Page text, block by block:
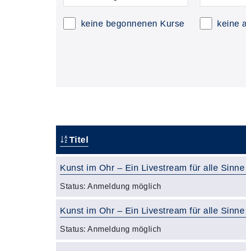
keine begonnenen Kurse keine
Titel
Kunst im Ohr – Ein Livestream für alle
Status: Anmeldung möglich
Kunst im Ohr – Ein Livestream für alle
Status: Anmeldung möglich